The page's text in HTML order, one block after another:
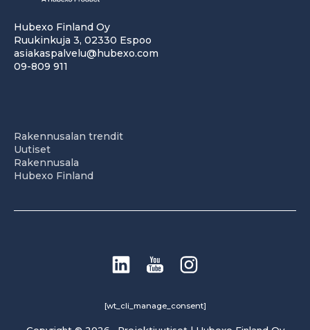
Hubexo Finland Oy
Ruukinkuja 3, 02330 Espoo
asiakaspalvelu@hubexo.com
09-809 911
Rakennusalan trendit
Uutiset
Rakennusala
Hubexo Finland
[wt_cli_manage_consent]